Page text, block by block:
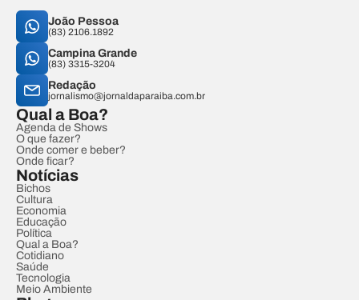
João Pessoa
(83) 2106.1892
Campina Grande
(83) 3315-3204
Redação
jornalismo@jornaldaparaiba.com.br
Qual a Boa?
Agenda de Shows
O que fazer?
Onde comer e beber?
Onde ficar?
Notícias
Bichos
Cultura
Economia
Educação
Política
Qual a Boa?
Cotidiano
Saúde
Tecnologia
Meio Ambiente